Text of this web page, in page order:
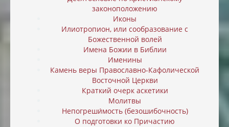
законоположению
Иконы
Илиотропион, или cообразование с
Божественной волей
Имена Божии в Библии
Именины
Камень веры Православно-Кафолической
Восточной Церкви
Краткий очерк аскетики
Молитвы
Непогреши́мость (безошибочность)
О подготовки ко Причастию